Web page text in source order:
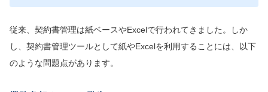
従来、契約書管理は紙ベースやExcelで行われてきました。しか
し、契約書管理ツールとして紙やExcelを利用することには、以下
のような問題点があります。